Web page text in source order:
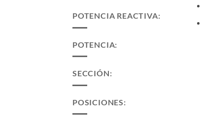
POTENCIA REACTIVA:
POTENCIA:
SECCIÓN:
POSICIONES: